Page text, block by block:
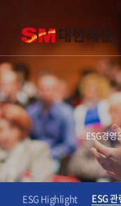
ESG경영
ESG Highlight ESG